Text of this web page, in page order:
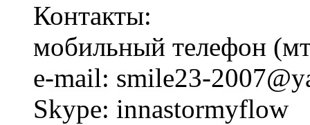
Контакты:
мобильный телефон
e-mail: smile23-
Skype: innastormyflow